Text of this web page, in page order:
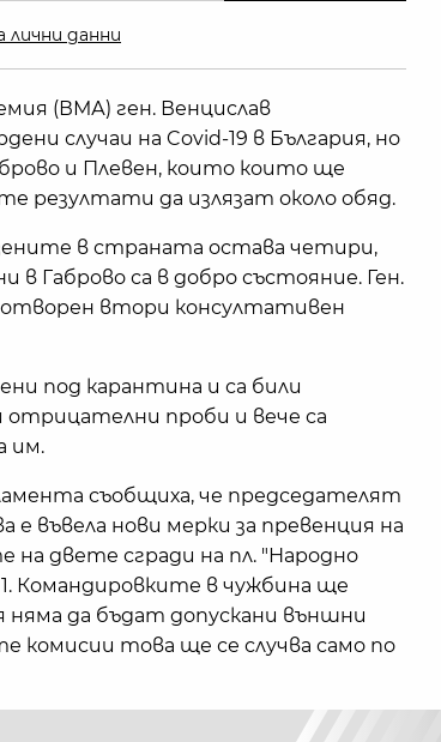
лични данни
(ВМА) ген. Венцислав
случаи на Covid-19 в България, но
и Плевен, които които ще
резултати да излязат около обяд.
в страната остава четири,
Габрово са в добро състояние. Ген.
отворен втори консултативен
под карантина и са били
отрицателни проби и вече са
им.
съобщиха, че председателят
въвела нови мерки за превенция на
на двете сгради на пл. "Народно
1. Командировките в чужбина ще
няма да бъдат допускани външни
комисии това ще се случва само по